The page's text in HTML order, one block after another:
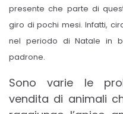
presente che parte di
giro di pochi mesi. Infatti,
nel periodo di Natale in
padrone.
Sono varie le
vendita di animali